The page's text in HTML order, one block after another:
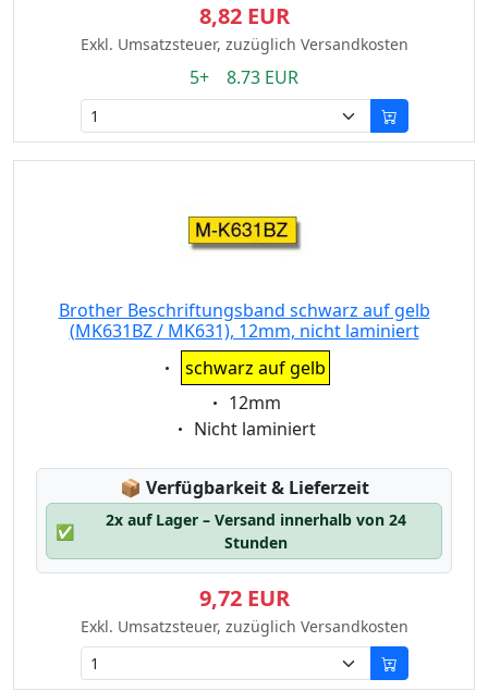
8,82 EUR
Exkl. Umsatzsteuer, zuzüglich Versandkosten
5+ 8.73 EUR
Brother Beschriftungsband schwarz auf gelb
(MK631BZ / MK631), 12mm, nicht laminiert
Eigenschaft:
schwarz auf gelb
Eigenschaft:
12mm
Eigenschaft:
Nicht laminiert
📦 Lagerstatus:
Verfügbarkeit & Lieferzeit
✅
2x auf Lager – Versand innerhalb von 24
Stunden
9,72 EUR
Exkl. Umsatzsteuer, zuzüglich Versandkosten